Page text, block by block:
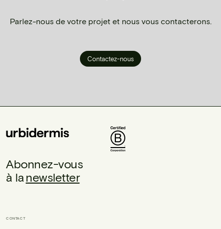
Parlez-nous de votre projet et nous vous contacterons.
Contactez-nous
Abonnez-vous
à lanewsletter
CONTACT